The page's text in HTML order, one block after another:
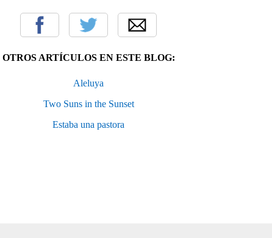
OTROS ARTÍCULOS EN ESTE BLOG:
Aleluya
Two Suns in the Sunset
Estaba una pastora